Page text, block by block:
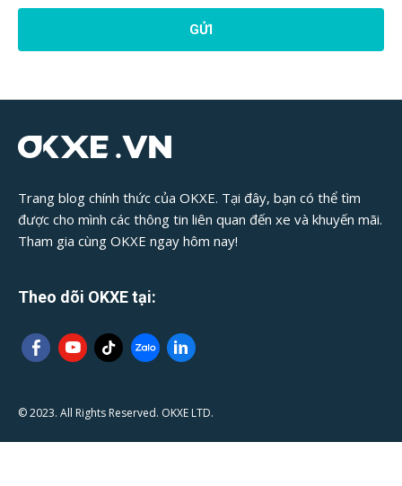
Hồi
Viết:
Trang blog chính thức của OKXE. Tại đây, bạn có thể tìm
được cho mình các thông tin liên quan đến xe và khuyến mãi.
Tham gia cùng OKXE ngay hôm nay!
Theo dõi OKXE tại:
© 2023. All Rights Reserved. OKXE LTD.